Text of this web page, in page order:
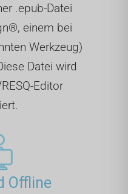
.epub-Datei
einem bei
Werkzeug)
Datei wird
Editor
Offline